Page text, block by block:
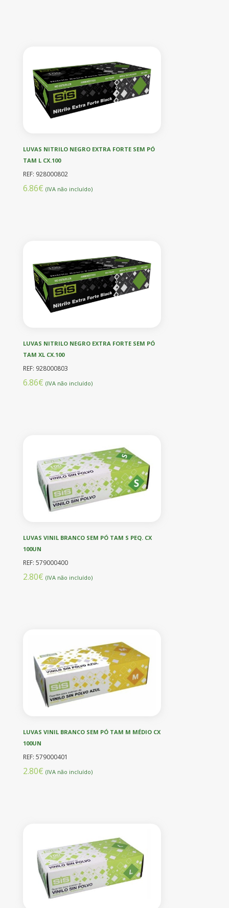
LUVAS NITRILO NEGRO EXTRA FORTE SEM PÓ
TAM L CX.100
REF: 928000802
6.86€ (IVA não incluído)
LUVAS NITRILO NEGRO EXTRA FORTE SEM PÓ
TAM XL CX.100
REF: 928000803
6.86€ (IVA não incluído)
LUVAS VINIL BRANCO SEM PÓ TAM S PEQ. CX
100UN
REF: 579000400
2.80€ (IVA não incluído)
LUVAS VINIL BRANCO SEM PÓ TAM M MÉDIO CX
100UN
REF: 579000401
2.80€ (IVA não incluído)